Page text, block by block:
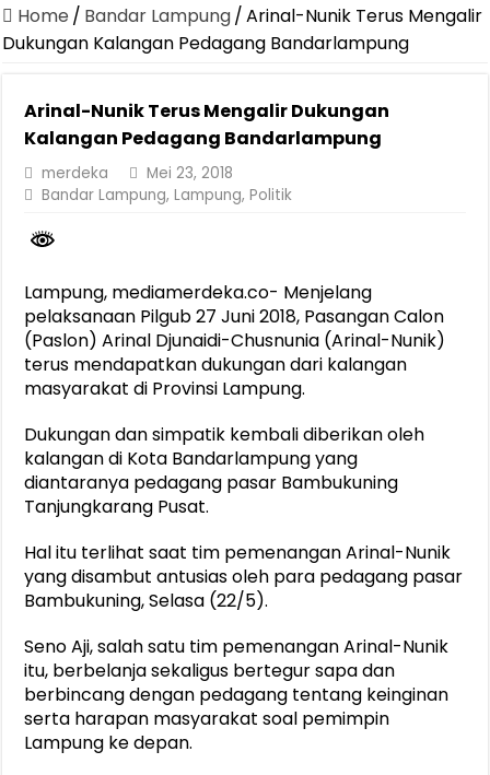
Pemprov Lampung Berhasil Kendalikan Inflasi, Jadi Provinsi
Dirut Jasa Raharja Dampingi Wamenhub Tinjau Penanganan
Pastikan Pelayanan Maksimal, Direksi Jasa Raharja Tinjau Korban
Dirut Jasa Raharja Dampingi Wamenhub Tinjau Penanganan
Purnama Wulan Sari Mirza Buka SiSeSa Roadshow Lampung
Home / Bandar Lampung/Arinal-Nunik Terus Mengalir
Dukungan Kalangan Pedagang Bandarlampung
Arinal-Nunik Terus Mengalir Dukungan
Kalangan Pedagang Bandarlampung
merdeka
Mei 23, 2018
Bandar Lampung,Lampung,Politik
Lampung, mediamerdeka.co- Menjelang
pelaksanaan Pilgub 27 Juni 2018, Pasangan Calon
(Paslon) Arinal Djunaidi-Chusnunia (Arinal-Nunik)
terus mendapatkan dukungan dari kalangan
masyarakat di Provinsi Lampung.
Dukungan dan simpatik kembali diberikan oleh
kalangan di Kota Bandarlampung yang
diantaranya pedagang pasar Bambukuning
Tanjungkarang Pusat.
Hal itu terlihat saat tim pemenangan Arinal-Nunik
yang disambut antusias oleh para pedagang pasar
Bambukuning, Selasa (22/5).
Seno Aji, salah satu tim pemenangan Arinal-Nunik
itu, berbelanja sekaligus bertegur sapa dan
berbincang dengan pedagang tentang keinginan
serta harapan masyarakat soal pemimpin
Lampung ke depan.